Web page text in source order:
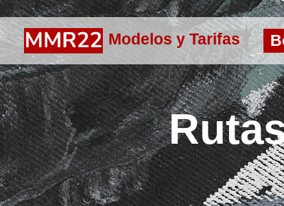
Modelos y Tarifas